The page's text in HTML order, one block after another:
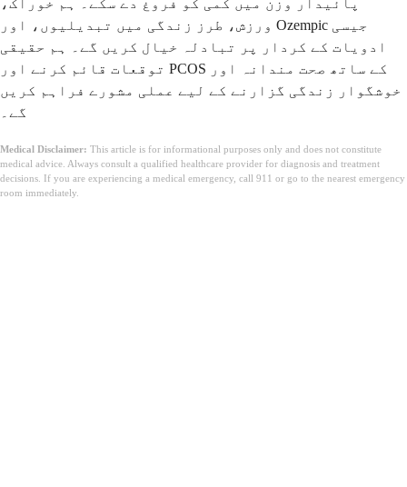
پائیدار وزن میں کمی کو فروغ دے سکے۔ ہم خوراک،
ورزش، طرز زندگی میں تبدیلیوں، اور Ozempic جیسی
ادویات کے کردار پر تبادلہ خیال کریں گے۔ ہم حقیقی
توقعات قائم کرنے اور PCOS کے ساتھ صحت مندانہ اور
خوشگوار زندگی گزارنے کے لیے عملی مشورے فراہم کریں
گے۔
Medical Disclaimer: This article is for informational purposes only and does not constitute
medical advice. Always consult a qualified healthcare provider for diagnosis and treatment
decisions. If you are experiencing a medical emergency, call 911 or go to the nearest emergency
room immediately.